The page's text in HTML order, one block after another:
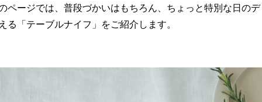
ページでは、普段づかいはもちろん、ちょっと特別な日の
る「テーブルナイフ」をご紹介します。